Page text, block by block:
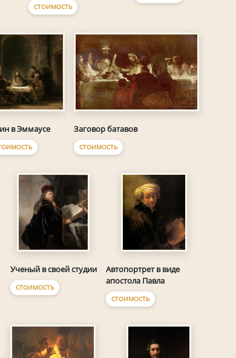
СТОИМОСТЬ
в Эммаусе Заговор батавов
СТОИМОСТЬ
Ученый в своей студии
СТОИМОСТЬ
Автопортрет в виде
апостола Павла
СТОИМОСТЬ